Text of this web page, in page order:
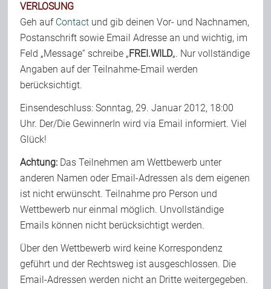
Backstage
Kontakt
Join Us
Support Us
Kalender
Playlisten
VERLOSUNG
Geh auf Contact und gib deinen Vor- und Nachnamen,
Postanschrift sowie Email Adresse an und wichtig, im
Feld „Message“ schreibe „FREI.WILD„. Nur vollständige
Angaben auf der Teilnahme-Email werden
berücksichtigt.
Einsendeschluss: Sonntag, 29. Januar 2012, 18:00
Uhr. Der/Die GewinnerIn wird via Email informiert. Viel
Glück!
Achtung: Das Teilnehmen am Wettbewerb unter
anderen Namen oder Email-Adressen als dem eigenen
ist nicht erwünscht. Teilnahme pro Person und
Wettbewerb nur einmal möglich. Unvollständige
Emails können nicht berücksichtigt werden.
Über den Wettbewerb wird keine Korrespondenz
geführt und der Rechtsweg ist ausgeschlossen. Die
Email-Adressen werden nicht an Dritte weitergegeben.